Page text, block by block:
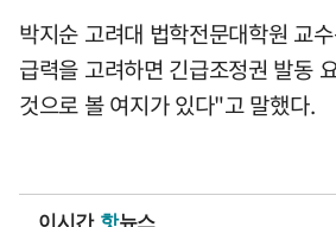
박지순 고려대 법학전문대학원 교
급력을 고려하면 긴급조정권 발동
것으로 볼 여지가 있다"고 말했다.
이시간 핫뉴스